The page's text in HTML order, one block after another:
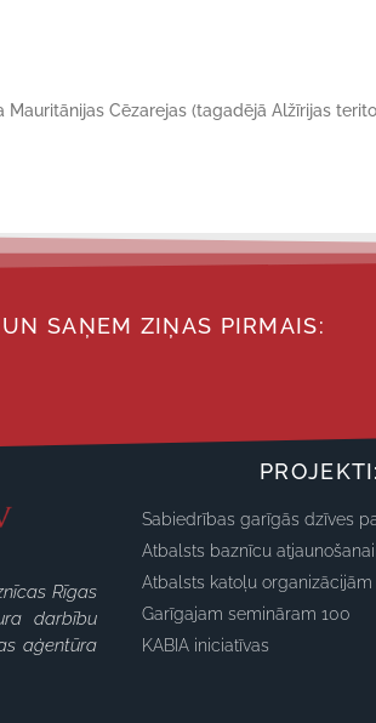
Mauritānijas Cēzarejas (tagadējā Alžīrijas
SAŅEM ZIŅAS PIRMAIS:
Rīgas
darbību
aģentūra
PROJEKTI:
Sabiedrības garīgās dzīves
Atbalsts baznīcu atjaunošanai
Atbalsts katoļu
Garīgajam semināram 100
KABIA iniciatīvas